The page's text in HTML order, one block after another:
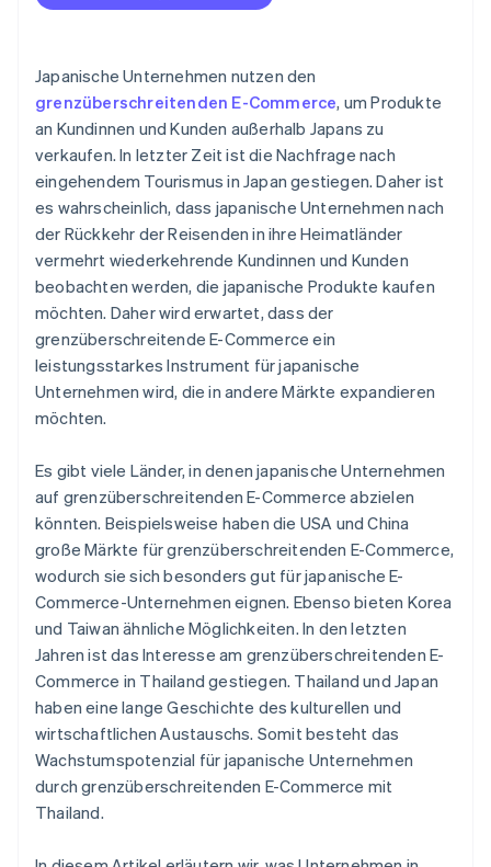
Japanische Unternehmen nutzen den
grenzüberschreitenden E-Commerce, um Produkte
an Kundinnen und Kunden außerhalb Japans zu
verkaufen. In letzter Zeit ist die Nachfrage nach
eingehendem Tourismus in Japan gestiegen. Daher ist
es wahrscheinlich, dass japanische Unternehmen nach
der Rückkehr der Reisenden in ihre Heimatländer
vermehrt wiederkehrende Kundinnen und Kunden
beobachten werden, die japanische Produkte kaufen
möchten. Daher wird erwartet, dass der
grenzüberschreitende E-Commerce ein
leistungsstarkes Instrument für japanische
Unternehmen wird, die in andere Märkte expandieren
möchten.
Es gibt viele Länder, in denen japanische Unternehmen
auf grenzüberschreitenden E-Commerce abzielen
könnten. Beispielsweise haben die USA und China
große Märkte für grenzüberschreitenden E-Commerce,
wodurch sie sich besonders gut für japanische E-
Commerce-Unternehmen eignen. Ebenso bieten Korea
und Taiwan ähnliche Möglichkeiten. In den letzten
Jahren ist das Interesse am grenzüberschreitenden E-
Commerce in Thailand gestiegen. Thailand und Japan
haben eine lange Geschichte des kulturellen und
wirtschaftlichen Austauschs. Somit besteht das
Wachstumspotenzial für japanische Unternehmen
durch grenzüberschreitenden E-Commerce mit
Thailand.